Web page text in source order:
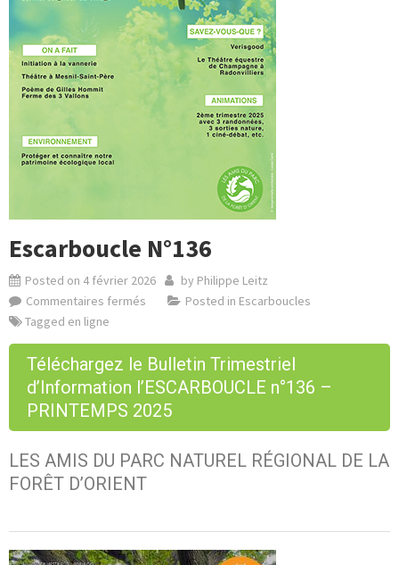
Escarboucle N°136
Posted on 4 février 2026 by Philippe Leitz
Commentaires fermés
Posted in Escarboucles
Tagged en ligne
Téléchargez le Bulletin Trimestriel
d’Information l’ESCARBOUCLE n°136 –
PRINTEMPS 2025
LES AMIS DU PARC NATUREL RÉGIONAL DE LA
FORÊT D’ORIENT